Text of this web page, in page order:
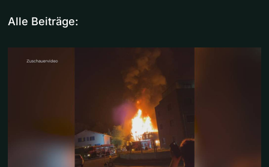
Alle Beiträge: